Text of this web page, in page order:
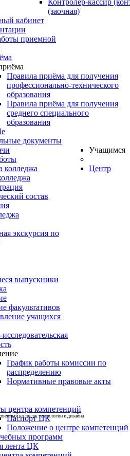
Контролёр-кассир
(заочная)
кабинет
приемной
Правила приёма для получения
профессионально-технического
образования
Правила приёма для получения
среднего специального
образования
документы
колледжа
состав
экскурсия по
выпускники
Учащимся
факультативов
учащихся
График работы комиссии по
распределению
Нормативные правовые акты
Центр
центра компетенций
Паспорт ЦК
Положение о центре компетенций
программ
лента ЦК
колледж технологии и дизайна